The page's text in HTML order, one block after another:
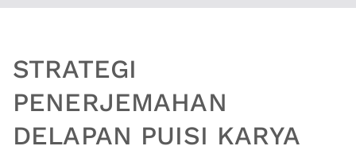
STRATEGI
PENERJEMAHAN
DELAPAN PUISI KARYA